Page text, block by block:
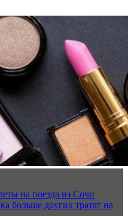
на поезда из Сочи
больше других тратят на